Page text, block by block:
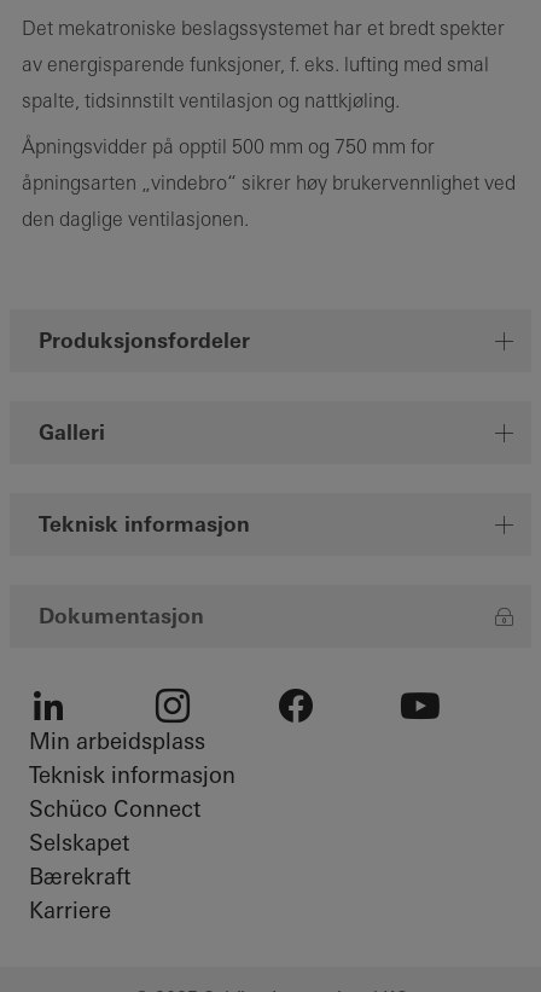
Det mekatroniske beslagssystemet har et bredt spekter
av energisparende funksjoner, f. eks. lufting med smal
spalte, tidsinnstilt ventilasjon og nattkjøling.
Åpningsvidder på opptil 500 mm og 750 mm for
åpningsarten „vindebro“ sikrer høy brukervennlighet ved
den daglige ventilasjonen.
Produksjonsfordeler
Galleri
Teknisk informasjon
Dokumentasjon
LinkedIn Instagram
Min arbeidsplass
Teknisk informasjon
Schüco Connect
Selskapet
Bærekraft
Karriere